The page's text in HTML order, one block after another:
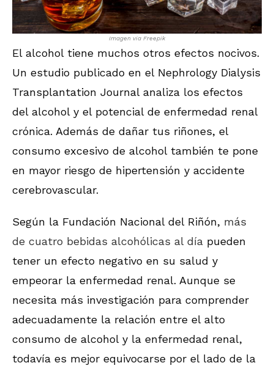
Imagen via Freepik
El alcohol tiene muchos otros efectos nocivos.
Un estudio publicado en el Nephrology Dialysis
Transplantation Journal analiza los efectos
del alcohol y el potencial de enfermedad renal
crónica. Además de dañar tus riñones, el
consumo excesivo de alcohol también te pone
en mayor riesgo de hipertensión y accidente
cerebrovascular.
Según la Fundación Nacional del Riñón, más
de cuatro bebidas alcohólicas al día pueden
tener un efecto negativo en su salud y
empeorar la enfermedad renal. Aunque se
necesita más investigación para comprender
adecuadamente la relación entre el alto
consumo de alcohol y la enfermedad renal,
todavía es mejor equivocarse por el lado de la